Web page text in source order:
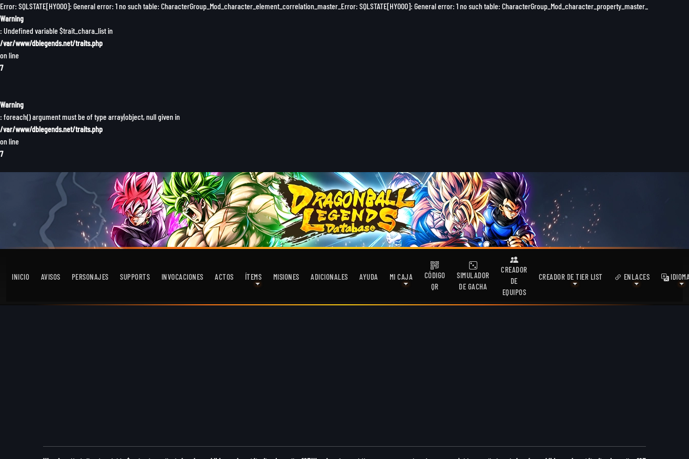
Error: SQLSTATE[HY000]: General error: 1 no such table: CharacterGroup_Mod_character_element_correlation_master_Error: SQLSTATE[HY000]: General error: 1 no such table: CharacterGroup_Mod_character_property_master_
Warning
: Undefined variable $trait_chara_list in
/var/www/dblegends.net/traits.php
on line
7
Warning
: foreach() argument must be of type array|object, null given in
/var/www/dblegends.net/traits.php
on line
7
INICIO AVISOS PERSONAJES SUPPORTS INVOCACIONES ACTOS ÍTEMS MISIONES ADICIONALES AYUDA MI CAJA
CÓDIGO
QR
SIMULADOR
DE GACHA
CREADOR
DE
EQUIPOS
CREADOR DE TIER LIST ENLACES